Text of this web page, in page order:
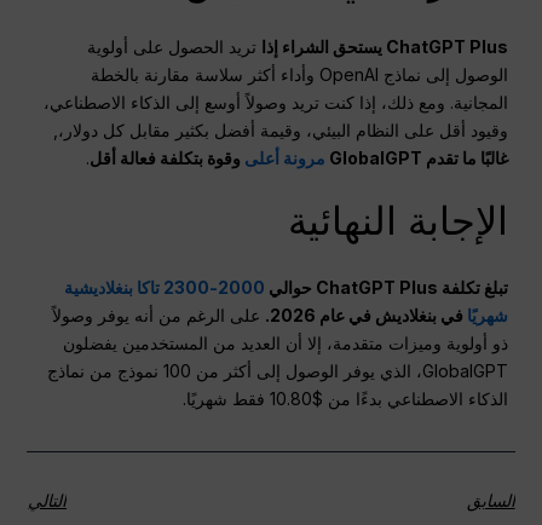
ChatGPT Plus يستحق الشراء إذا
تريد الحصول على أولوية
الوصول إلى نماذج OpenAI وأداء أكثر سلاسة مقارنة بالخطة
المجانية. ومع ذلك، إذا كنت تريد وصولاً أوسع إلى الذكاء الاصطناعي،
وقيود أقل على النظام البيئي، وقيمة أفضل بكثير مقابل كل دولار،,
غالبًا ما تقدم GlobalGPT
مرونة أعلى وقوة بتكلفة فعالة أقل.
الإجابة النهائية
تبلغ تكلفة ChatGPT Plus حوالي
2000-2300 تاكا بنغلاديشية
شهريًا في بنغلاديش في عام 2026.
على الرغم من أنه يوفر وصولاً
ذو أولوية وميزات متقدمة، إلا أن العديد من المستخدمين يفضلون
GlobalGPT، الذي يوفر الوصول إلى أكثر من 100 نموذج من نماذج
الذكاء الاصطناعي بدءًا من $10.80 فقط شهريًا.
السابق التالي